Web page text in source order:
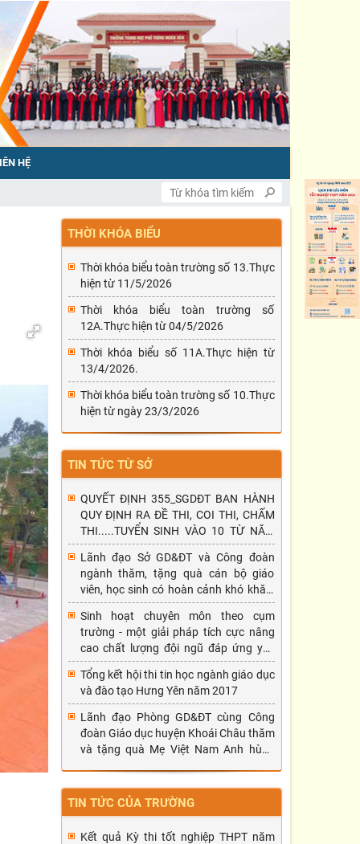
HỆ
THỜI KHÓA BIỂU
Thời khóa biểu toàn trường số 13.Thực
hiện từ 11/5/2026
Thời khóa biểu toàn trường số
12A.Thực hiện từ 04/5/2026
Thời khóa biểu số 11A.Thực hiện từ
13/4/2026.
Thời khóa biểu toàn trường số 10.Thực
hiện từ ngày 23/3/2026
TIN TỨC TỪ SỞ
QUYẾT ĐỊNH 355_SGDĐT BAN HÀNH
QUY ĐỊNH RA ĐỀ THI, COI THI, CHẤM
THI.....TUYỂN SINH VÀO 10 TỪ NĂM
HỌC 2026-2027
Lãnh đạo Sở GD&ĐT và Công đoàn
ngành thăm, tặng quà cán bộ giáo
viên, học sinh có hoàn cảnh khó khăn,
mắc bệnh hiểm nghèo nhân dịp tết
Nguyên đán Đinh Dậu 2017.
Sinh hoạt chuyên môn theo cụm
trường - một giải pháp tích cực nâng
cao chất lượng đội ngũ đáp ứng yêu
cầu đổi mới phương pháp dạy học
Tổng kết hội thi tin học ngành giáo dục
và đào tạo Hưng Yên năm 2017
Lãnh đạo Phòng GD&ĐT cùng Công
đoàn Giáo dục huyện Khoái Châu thăm
và tặng quà Mẹ Việt Nam Anh hùng
TIN TỨC CỦA TRƯỜNG
Kết quả Kỳ thi tốt nghiệp THPT năm